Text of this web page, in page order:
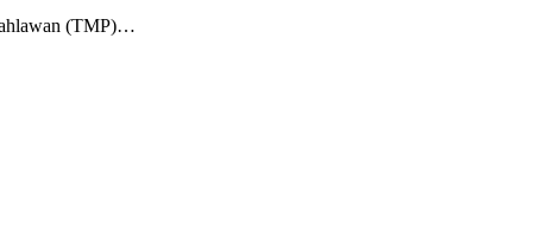
(TMP)…